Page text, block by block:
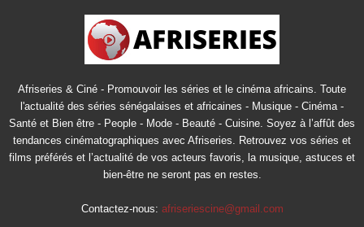
Afriseries & Ciné - Promouvoir les séries et le cinéma africains. Toute
l'actualité des séries sénégalaises et africaines - Musique - Cinéma -
Santé et Bien être - People - Mode - Beauté - Cuisine. Soyez à l’affût des
tendances cinématographiques avec Afriseries. Retrouvez vos séries et
films préférés et l’actualité de vos acteurs favoris, la musique, astuces et
bien-être ne seront pas en restes.
Contactez-nous: afriseriescine@gmail.com